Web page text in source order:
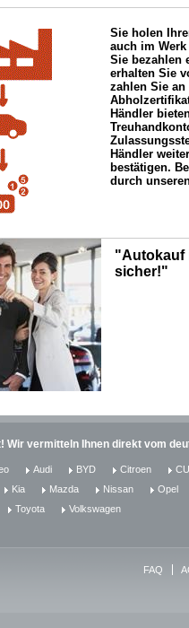
Sie holen
auch im Werk
Sie bezahlen
erhalten Sie
zahlen Sie
Händler
Händler
bestätigen.
durch
"Autokauf
sicher!"
Wir vermitteln Ihnen direkt vom
Audi BYD Citroen
Kia Mazda Nissan Opel
Toyota Volkswagen
FAQ